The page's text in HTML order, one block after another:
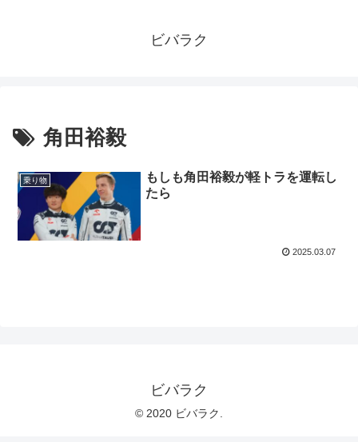
ビバラク
角田裕毅
乗り物
もしも角田裕毅が軽トラを運転し
たら
2025.03.07
ビバラク
© 2020 ビバラク.